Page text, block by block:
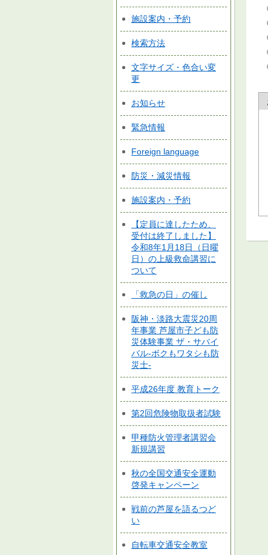
施設案内・予約
検索方法
文字サイズ・色合い変
更
お知らせ
緊急情報
Foreign language
防災・減災情報
施設案内・予約
【定員に達したため、
受付は終了しました】
令和8年1月18日（日曜
日）の上級救命講習に
ついて
「救急の日」の催し
阪神・淡路大震災20周
年事業 芦屋市子ども防
災体験事業 ザ・サバイ
バル-ボクもワタシも防
災士-
平成26年度 教育トーク
第2回危険物取扱者試験
甲種防火管理者講習会
新規講習
秋の全国交通安全運動
啓発キャンペーン
戦前の芦屋を語るつど
い
自転車交通安全教室